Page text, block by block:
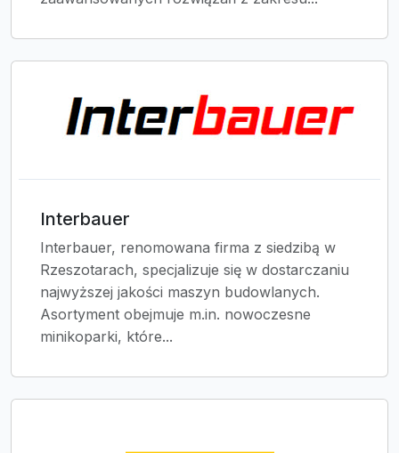
Interbauer
Interbauer, renomowana firma z siedzibą w
Rzeszotarach, specjalizuje się w dostarczaniu
najwyższej jakości maszyn budowlanych.
Asortyment obejmuje m.in. nowoczesne
minikoparki, które...